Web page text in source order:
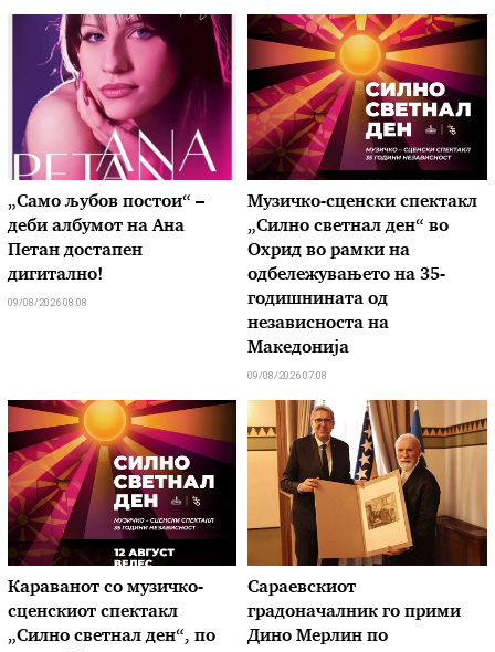
„Само љубов постои“ –
деби албумот на Ана
Петан достапен
дигитално!
09/08/2026 08:08
Музичко-сценски спектакл
„Силно светнал ден“ во
Охрид во рамки на
одбележувањето на 35-
годишнината од
независноста на
Македонија
09/08/2026 07:08
Караванот со музичкo-
сценскиот спектакл
„Силно светнал ден“, по
Сараевскиот
градоначалник го прими
Дино Мерлин по